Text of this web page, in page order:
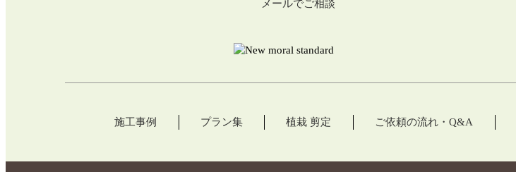
メールでご相談
施工事例 プラン集 植栽 剪定 ご依頼の流れ・Q&A